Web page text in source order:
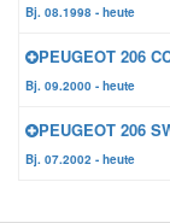
Bj. 08.1998 - heute
PEUGEOT 206
Bj. 09.2000 - heute
PEUGEOT 206
Bj. 07.2002 - heute